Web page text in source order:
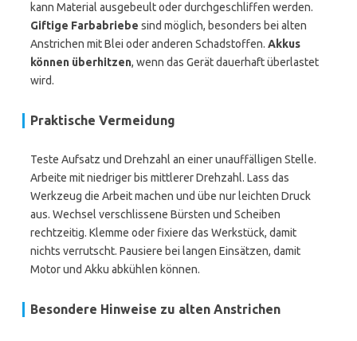
kann Material ausgebeult oder durchgeschliffen werden.
Giftige Farbabriebe sind möglich, besonders bei alten
Anstrichen mit Blei oder anderen Schadstoffen. Akkus
können überhitzen, wenn das Gerät dauerhaft überlastet
wird.
Praktische Vermeidung
Teste Aufsatz und Drehzahl an einer unauffälligen Stelle.
Arbeite mit niedriger bis mittlerer Drehzahl. Lass das
Werkzeug die Arbeit machen und übe nur leichten Druck
aus. Wechsel verschlissene Bürsten und Scheiben
rechtzeitig. Klemme oder fixiere das Werkstück, damit
nichts verrutscht. Pausiere bei langen Einsätzen, damit
Motor und Akku abkühlen können.
Besondere Hinweise zu alten Anstrichen